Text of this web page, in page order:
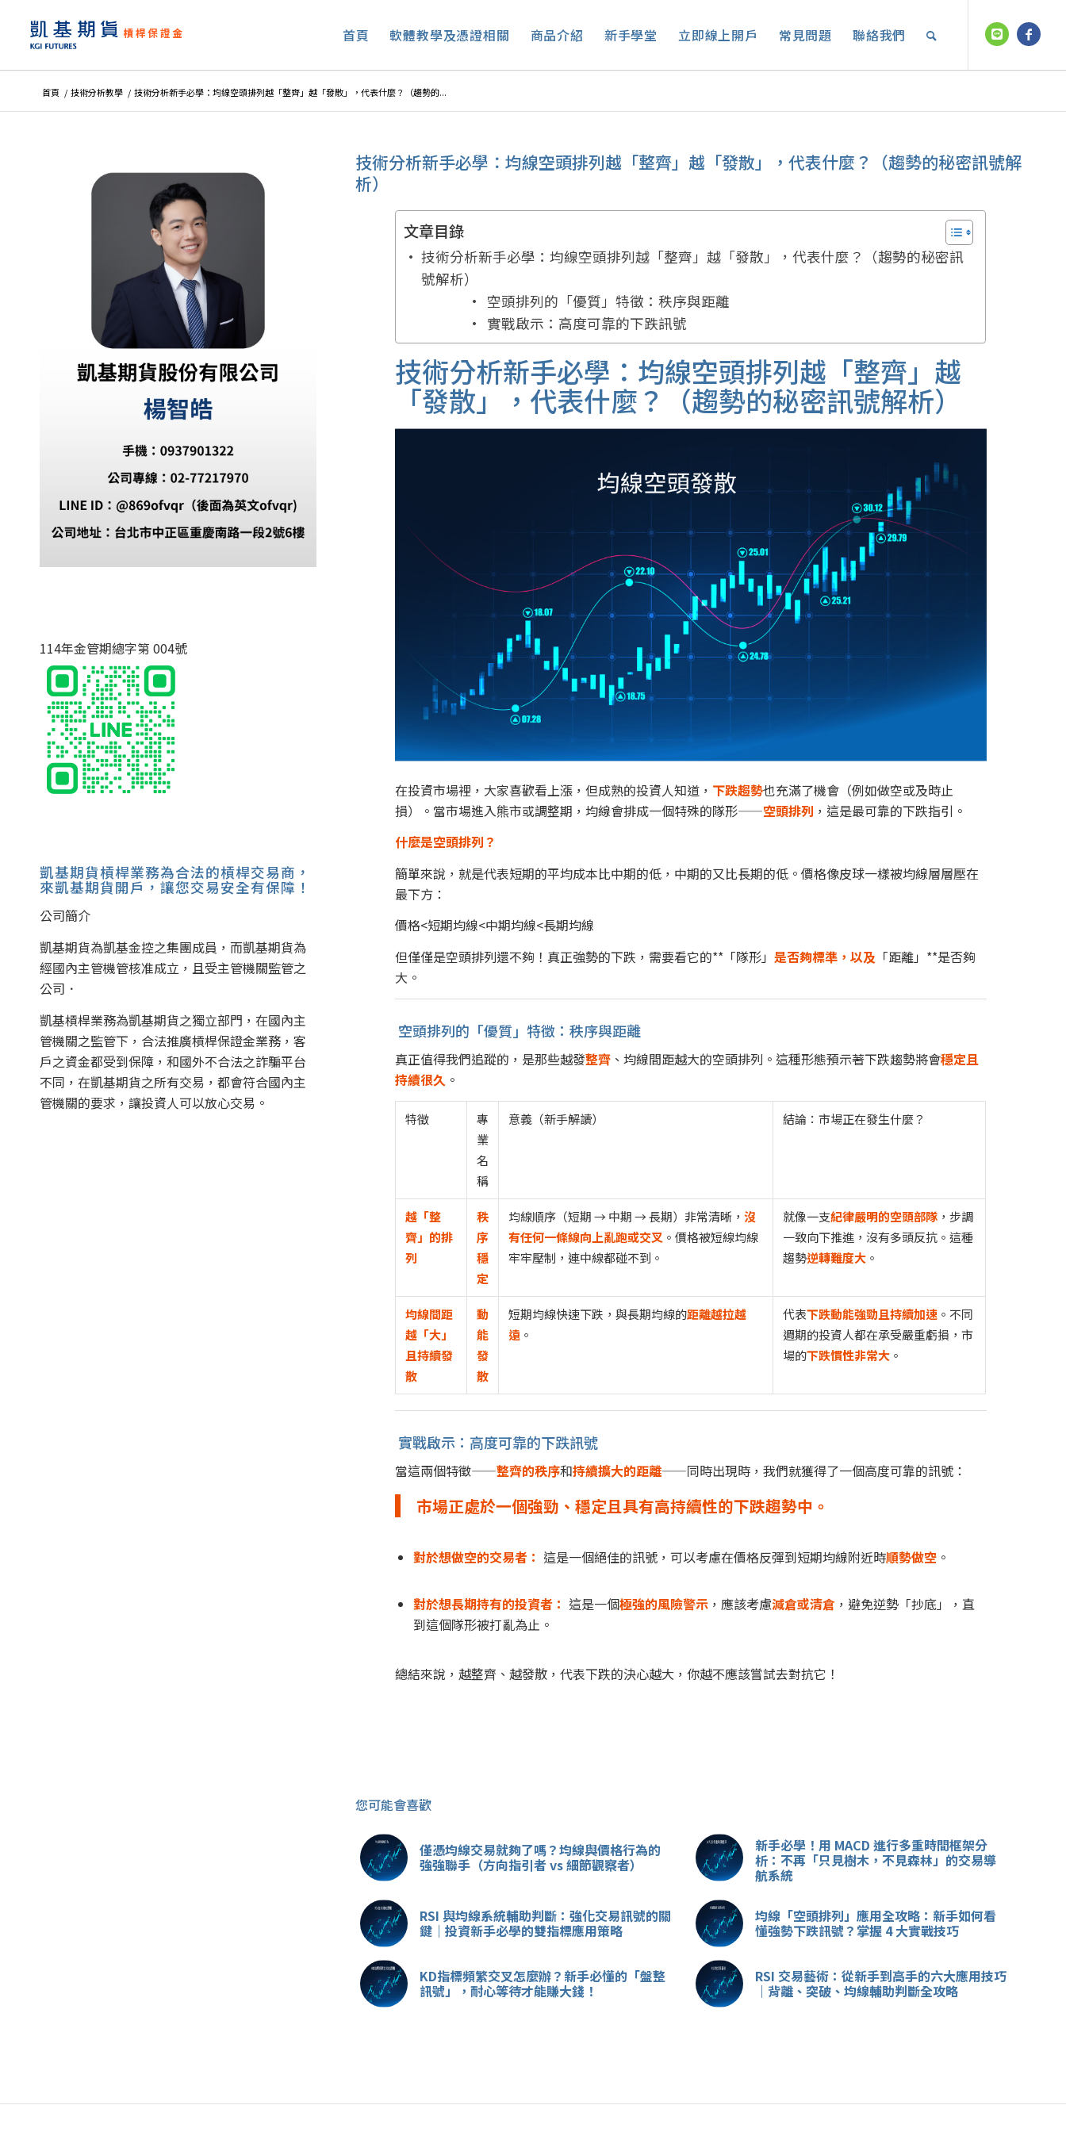
首頁 軟體教學及憑證相關 商品介紹 新手學堂 立即線上開戶 常見問題 聯絡我們
首頁 / 技術分析教學 / 技術分析新手必學：均線空頭排列越「整齊」越「發散」，代表什麼？（趨勢的...
技術分析新手必學：均線空頭排列越「整齊」越「發散」，代表什麼？（趨勢的秘密訊號解
析）
文章目錄
技術分析新手必學：均線空頭排列越「整齊」越「發散」，代表什麼？（趨勢的秘密訊
號解析）
空頭排列的「優質」特徵：秩序與距離
實戰啟示：高度可靠的下跌訊號
技術分析新手必學：均線空頭排列越「整齊」越
「發散」，代表什麼？（趨勢的秘密訊號解析）
在投資市場裡，大家喜歡看上漲，但成熟的投資人知道， 下跌趨勢也充滿了機會（例如做空或及時止
損）。當市場進入熊市或調整期，均線會排成一個特殊的隊形——空頭排列 ，這是最可靠的下跌指引。
什麼是空頭排列？
簡單來說，就是代表短期的平均成本比中期的低，中期的又比長期的低。價格像皮球一樣被均線層層壓在
最下方：
價格<短期均線<中期均線<長期均線
但僅僅是空頭排列還不夠！真正強勢的下跌，需要看它的**「隊形」是否夠標準，以及 「距離」**是否夠
大。
空頭排列的「優質」特徵：秩序與距離
真正值得我們追蹤的，是那些越發整齊 、均線間距越大的空頭排列。這種形態預示著下跌趨勢將會穩定且
持續很久 。
特徵
專
業
名
稱
意義（新手解讀） 結論：市場正在發生什麼？
越「整
齊」的排
列
秩
序
穩
定
均線順序（短期→中期→長期）非常清晰，沒
有任何一條線向上亂跑或交叉 。價格被短線均線
牢牢壓制，連中線都碰不到。
就像一支紀律嚴明的空頭部隊 ，步調
一致向下推進，沒有多頭反抗。這種
趨勢逆轉難度大 。
均線間距
越「大」
且持續發
散
動
能
發
散
短期均線快速下跌，與長期均線的距離越拉越
遠 。
代表下跌動能強勁且持續加速 。不同
週期的投資人都在承受嚴重虧損，市
場的下跌慣性非常大 。
實戰啟示：高度可靠的下跌訊號
當這兩個特徵——整齊的秩序和持續擴大的距離——同時出現時，我們就獲得了一個高度可靠的訊號：
市場正處於一個強勁、穩定且具有高持續性的下跌趨勢中。
對於想做空的交易者： 這是一個絕佳的訊號，可以考慮在價格反彈到短期均線附近時順勢做空 。
對於想長期持有的投資者： 這是一個極強的風險警示 ，應該考慮減倉或清倉 ，避免逆勢「抄底」，直
到這個隊形被打亂為止。
總結來說，越整齊、越發散，代表下跌的決心越大，你越不應該嘗試去對抗它！
您可能會喜歡
僅憑均線交易就夠了嗎？均線與價格行為的
強強聯手（方向指引者 vs 細節觀察者）
新手必學！用 MACD 進行多重時間框架分
析：不再「只見樹木，不見森林」的交易導
航系統
RSI 與均線系統輔助判斷：強化交易訊號的關
鍵｜投資新手必學的雙指標應用策略
均線「空頭排列」應用全攻略：新手如何看
懂強勢下跌訊號？掌握 4 大實戰技巧
KD指標頻繁交叉怎麼辦？新手必懂的「盤整
訊號」，耐心等待才能賺大錢！
RSI 交易藝術：從新手到高手的六大應用技巧
｜背離、突破、均線輔助判斷全攻略
114年金管期總字第 004號
凱基期貨槓桿業務為合法的槓桿交易商，
來凱基期貨開戶，讓您交易安全有保障！
公司簡介
凱基期貨為凱基金控之集團成員，而凱基期貨為
經國內主管機管核准成立，且受主管機關監管之
公司．
凱基槓桿業務為凱基期貨之獨立部門，在國內主
管機關之監管下，合法推廣槓桿保證金業務，客
戶之資金都受到保障，和國外不合法之詐騙平台
不同，在凱基期貨之所有交易，都會符合國內主
管機關的要求，讓投資人可以放心交易。